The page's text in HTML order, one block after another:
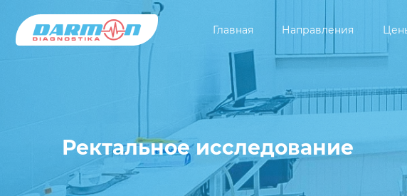
Главная Направления
Ректальное исследование